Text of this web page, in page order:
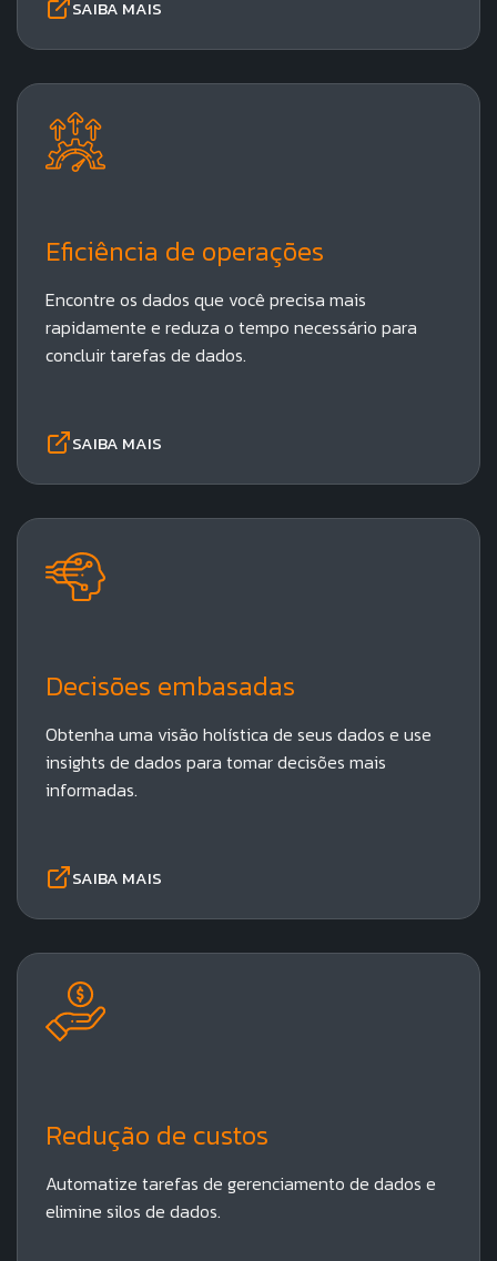
SAIBA MAIS
Eficiência de operações​
Encontre os dados que você precisa mais
rapidamente e reduza o tempo necessário para
concluir tarefas de dados.
SAIBA MAIS
Decisões embasadas​
Obtenha uma visão holística de seus dados e use
insights de dados para tomar decisões mais
informadas.
SAIBA MAIS
Redução de custos​
Automatize tarefas de gerenciamento de dados e
elimine silos de dados.
Começe agora mesmo.
avaliação.
Nome Completo:
E-mail:
Empresa: